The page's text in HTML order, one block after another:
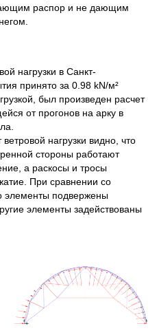
распор и не дающим
нагрузки в Санкт-
принято за 0.98 kN/м²
был произведен расчет
от прогонов на арку в
нагрузки видно, что
стороны работают
а раскосы и тросы
При сравнении со
элементы подвержены
элементы задействованы